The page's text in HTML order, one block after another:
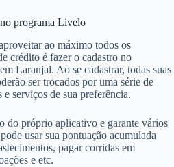
programa Livelo
ao máximo todos os
crédito é fazer o cadastro no
Laranjal. Ao se cadastrar, todas suas
ser trocados por uma série de
serviços de sua preferência.
do próprio aplicativo e garante vários
usar sua pontuação acumulada
pagar corridas em
e etc.